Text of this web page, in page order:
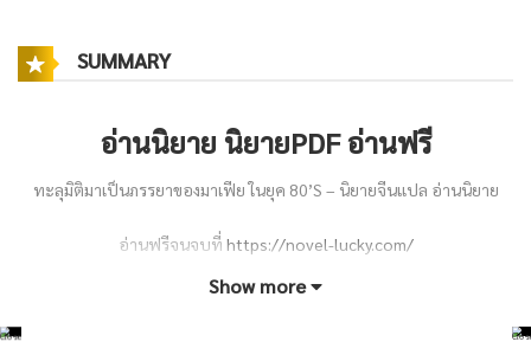
SUMMARY
อ่านนิยาย นิยายPDF อ่านฟรี
ทะลุมิติมาเป็นภรรยาของมาเฟีย ในยุค 80’S – นิยายจีนแปล อ่านนิยาย
อ่านฟรีจนจบที่ https://novel-lucky.com/
Show more